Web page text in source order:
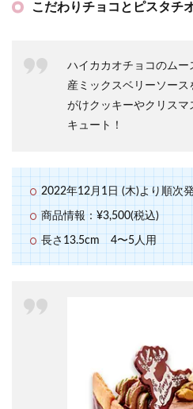
こだわりチョコとピスタチ
ハイカカオチョコのムー
産ミックスベリーソー
がけクッキーやクリス
キュート！
2022年12月1日 (木)より順次
商品情報：¥3,500(税込)
長さ13.5cm 4〜5人用